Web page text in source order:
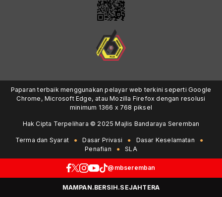
Paparan terbaik menggunakan pelayar web terkini seperti Google
Chrome, Microsoft Edge, atau Mozilla Firefox dengan resolusi
minimum 1366 x 768 piksel
Hak Cipta Terpelihara © 2025 Majlis Bandaraya Seremban
Terma dan Syarat Dasar Privasi
Dasar Keselamatan
Penafian
SLA
@mbseremban
MAMPAN.BERSIH.SEJAHTERA